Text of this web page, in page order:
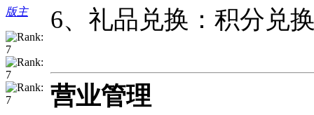
版主
6、礼品兑换：积分兑
营业管理